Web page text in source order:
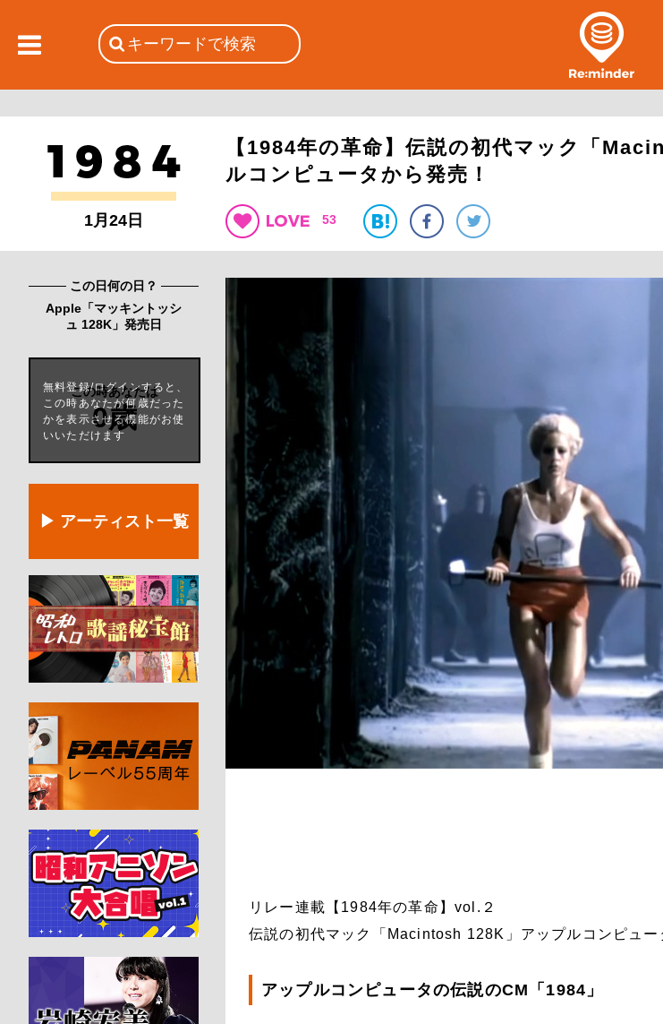
1月24日
【1984年の革命】伝説の初代マック「
ルコンピュータから発売！
53
この日何の日？
Apple「マッキントッシ
ュ 128K」発売日
この時あなたは
0歳
無料登録/ログインすると、
この時あなたが何歳だった
かを表示させる機能がお使
いいただけます
▶ アーティスト一覧
リレー連載【1984年の革命】vol.２
伝説の初代マック「Macintosh 128K」アップルコンピュー
アップルコンピュータの伝説のCM「1984」